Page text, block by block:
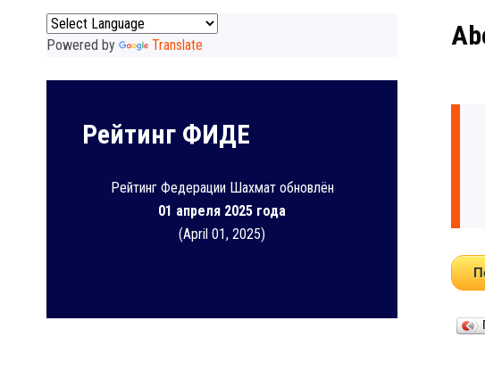
Powered by Translate
Рейтинг ФИДЕ
Рейтинг Федерации Шахмат обновлён
01 апреля 2025 года
(April 01, 2025)